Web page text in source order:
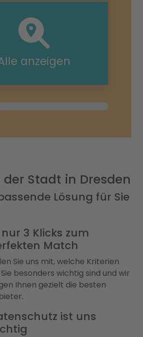
anzeigen
Stadt in Dresden
Lösung für Sie
3 Klicks zum
Match
Sie uns mit, welche Kriterien
besonders wichtig sind und wir
Ihnen gezielt die besten
ist uns